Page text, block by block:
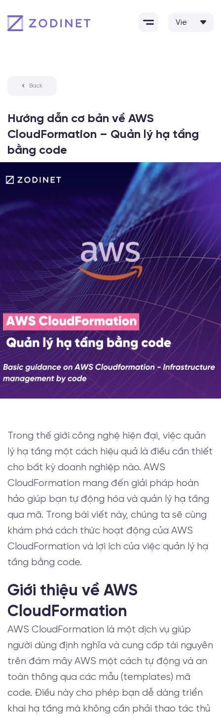
to
content
Back
Hướng dẫn cơ bản về AWS
CloudFormation – Quản lý hạ tầng
bằng code
Trong thế giới công nghệ hiện đại, việc quản
lý hạ tầng một cách hiệu quả là điều cần thiết
cho bất kỳ doanh nghiệp nào. AWS
CloudFormation mang đến giải pháp hoàn
hảo giúp bạn tự động hóa và quản lý hạ tầng
qua mã. Trong bài viết này, chúng ta sẽ cùng
khám phá cách thức hoạt động của AWS
CloudFormation và lợi ích của việc quản lý hạ
tầng bằng code.
Giới thiệu về AWS
CloudFormation
AWS CloudFormation là một dịch vụ giúp
người dùng định nghĩa và cung cấp tài nguyên
trên đám mây AWS một cách tự động và an
toàn thông qua các mẫu (templates) mã
code. Điều này cho phép bạn dễ dàng triển
khai hạ tầng mà không cần phải thao tác thủ